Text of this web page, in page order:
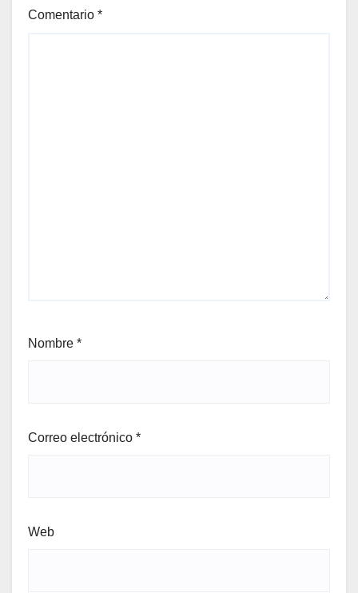
Comentario *
Nombre *
Correo electrónico *
Web